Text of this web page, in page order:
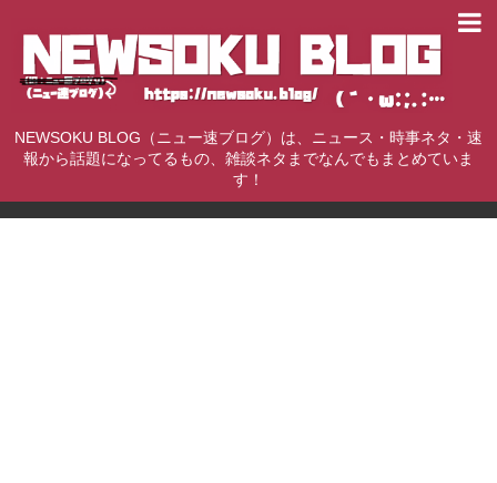
NEWSOKU BLOG（ニュー速ブログ）は、ニュース・時事ネタ・速
報から話題になってるもの、雑談ネタまでなんでもまとめていま
す！